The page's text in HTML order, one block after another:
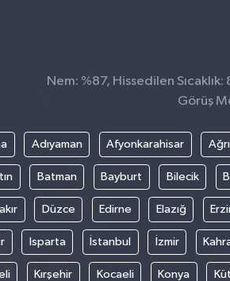
Nem: %87, Hissedilen Sıcaklık:
Görüş
Adıyaman Afyonkarahisar Ağrı
Batman Bayburt Bilecik
Düzce Edirne Elazığ
Isparta İstanbul İzmir
Kırşehir Kocaeli Konya